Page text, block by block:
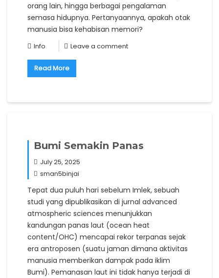
orang lain, hingga berbagai pengalaman
semasa hidupnya. Pertanyaannya, apakah otak
manusia bisa kehabisan memori?
Info Leave a comment
Read More
Bumi Semakin Panas
July 25, 2025
sman5binjai
Tepat dua puluh hari sebelum Imlek, sebuah
studi yang dipublikasikan di jurnal advanced
atmospheric sciences menunjukkan
kandungan panas laut (ocean heat
content/OHC) mencapai rekor terpanas sejak
era antroposen (suatu jaman dimana aktivitas
manusia memberikan dampak pada iklim
Bumi). Pemanasan laut ini tidak hanya terjadi di